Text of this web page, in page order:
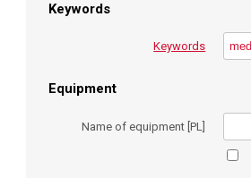
Keywords
Keywords
Equipment
Name of equipment [PL]